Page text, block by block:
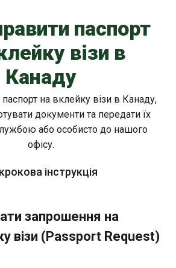
паспорт
візи в
Канаду
на вклейку візи в Канаду,
документи та передати їх
або особисто до нашого
офісу.
інструкція
запрошення на
візи (Passport Request)